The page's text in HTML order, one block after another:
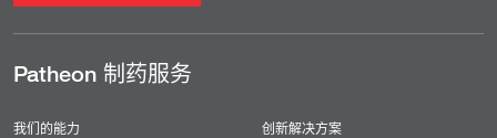
Patheon 制药服务
我们的能力 创新解决方案